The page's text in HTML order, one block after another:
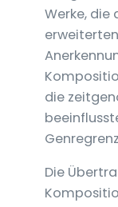
Werke, die
die
Die